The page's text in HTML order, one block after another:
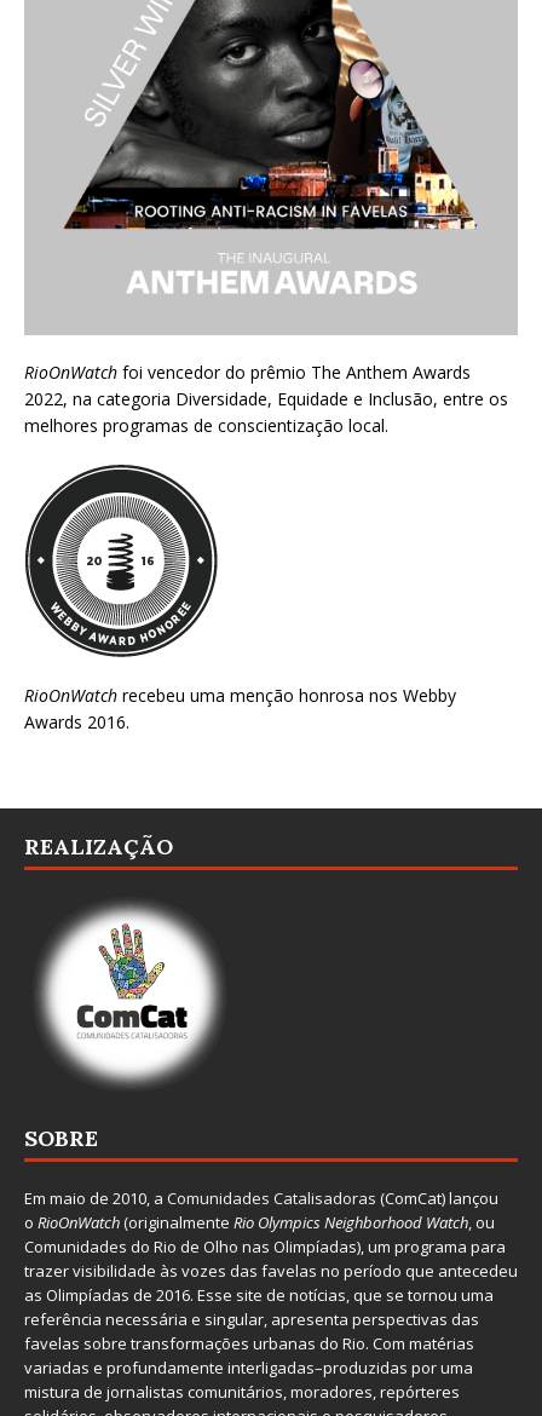
RioOnWatch foi vencedor do prêmio The Anthem Awards
2022, na categoria Diversidade, Equidade e Inclusão, entre os
melhores programas de conscientização local.
RioOnWatch recebeu uma menção honrosa nos Webby
Awards 2016.
REALIZAÇÃO
SOBRE
Em maio de 2010, a Comunidades Catalisadoras (ComCat) lançou
o RioOnWatch(originalmente Rio Olympics Neighborhood Watch, ou
Comunidades do Rio de Olho nas Olimpíadas), um programa para
trazer visibilidade às vozes das favelas no período que antecedeu
as Olimpíadas de 2016. Esse site de notícias, que se tornou uma
referência necessária e singular, apresenta perspectivas das
favelas sobre transformações urbanas do Rio. Com matérias
variadas e profundamente interligadas–produzidas por uma
mistura de jornalistas comunitários, moradores, repórteres